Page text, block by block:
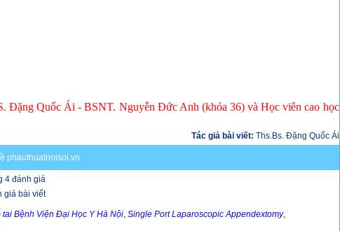
Đặng Quốc Ái - BSNT. Nguyễn Đức Anh (khóa 36) và Học viên cao học
Tác giả bài viết: Ths.Bs. Đặng Quốc Ái
phauthuatnoisoi.vn
4 đánh giá
giá bài viết
Bệnh Viện Đại Học Y Hà Nội, Single Port Laparoscopic Appendextomy,